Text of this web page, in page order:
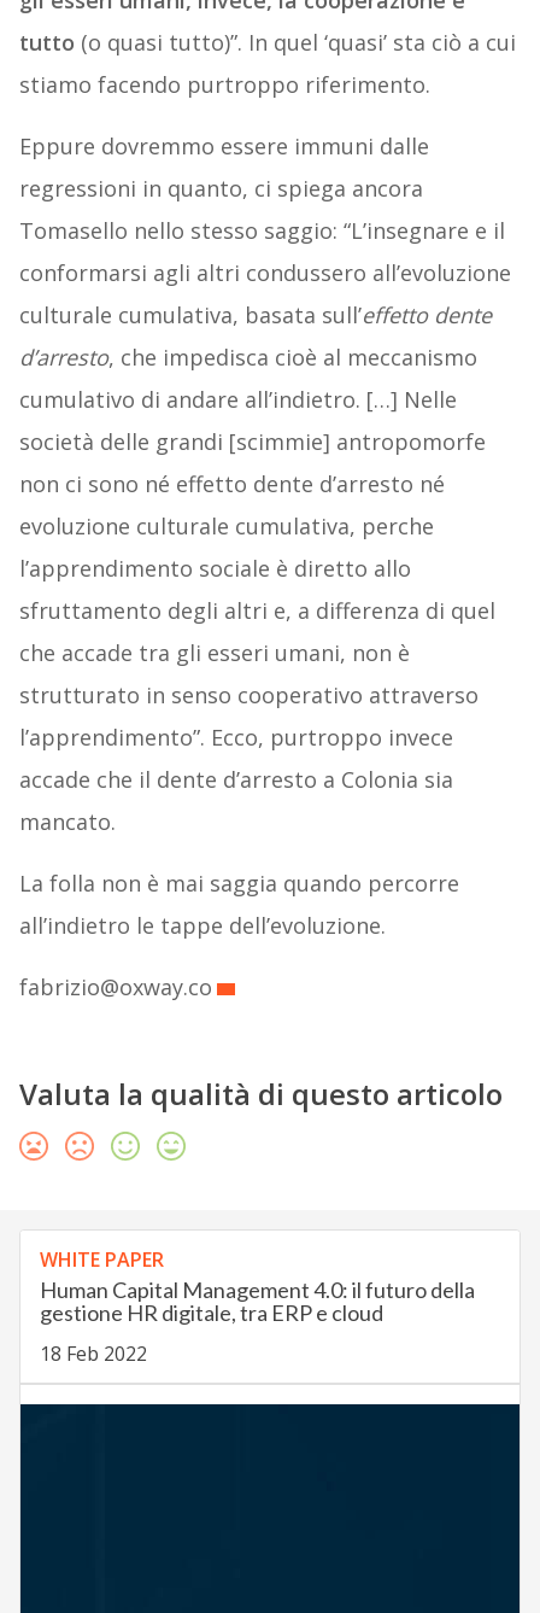
tutto (o quasi tutto)”. In quel ‘quasi’ sta ciò a cui
stiamo facendo purtroppo riferimento.
Eppure dovremmo essere immuni dalle
regressioni in quanto, ci spiega ancora
Tomasello nello stesso saggio: “L’insegnare e il
conformarsi agli altri condussero all’evoluzione
culturale cumulativa, basata sull’effetto dente
d’arresto, che impedisca cioè al meccanismo
cumulativo di andare all’indietro. […] Nelle
società delle grandi [scimmie] antropomorfe
non ci sono né effetto dente d’arresto né
evoluzione culturale cumulativa, perche
l’apprendimento sociale è diretto allo
sfruttamento degli altri e, a differenza di quel
che accade tra gli esseri umani, non è
strutturato in senso cooperativo attraverso
l’apprendimento”. Ecco, purtroppo invece
accade che il dente d’arresto a Colonia sia
mancato.
La folla non è mai saggia quando percorre
all’indietro le tappe dell’evoluzione.
fabrizio@oxway.co
Valuta la qualità di questo articolo
WHITE PAPER
Human Capital Management 4.0: il futuro della
gestione HR digitale, tra ERP e cloud
18 Feb 2022